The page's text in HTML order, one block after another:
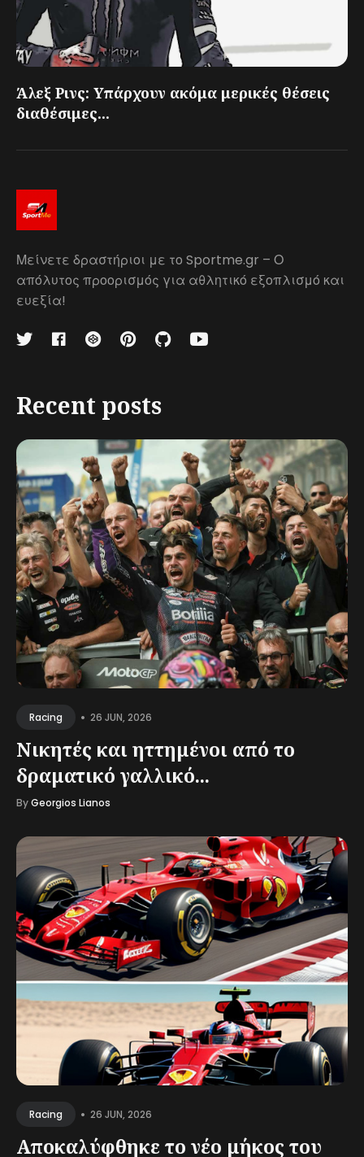
Άλεξ Ρινς: Υπάρχουν ακόμα μερικές θέσεις
διαθέσιμες...
Μείνετε δραστήριοι με το Sportme.gr – Ο
απόλυτος προορισμός για αθλητικό εξοπλισμό και
ευεξία!
Recent posts
Racing • 26 JUN, 2026
Νικητές και ηττημένοι από το
δραματικό γαλλικό...
ByGeorgios Lianos
Racing • 26 JUN, 2026
Αποκαλύφθηκε το νέο μήκος του